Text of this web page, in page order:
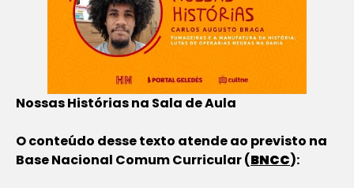
Nossas Histórias na Sala de Aula
O conteúdo desse texto atende ao previsto na
Base Nacional Comum Curricular (BNCC):